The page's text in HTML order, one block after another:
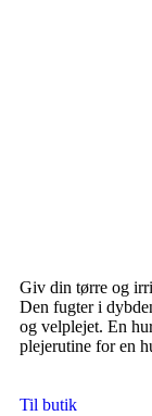
Giv din tørre og
Den fugter i
og velplejet. En
plejerutine for en
Til butik